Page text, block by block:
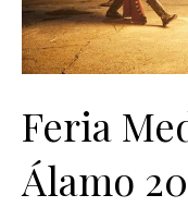
Feria
Álamo